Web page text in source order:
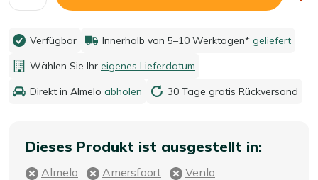
Verfügbar Innerhalb von 5–10 Werktagen* geliefert
Wählen Sie Ihr eigenes Lieferdatum
Direkt in Almelo abholen 30 Tage gratis Rückversand
Dieses Produkt ist ausgestellt in:
Almelo Amersfoort
Venlo